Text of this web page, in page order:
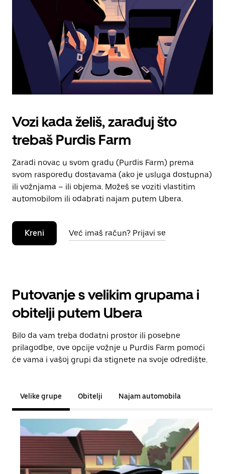
kalendara.
Vozi kada želiš, zarađuj što
trebaš Purdis Farm
Zaradi novac u svom gradu (Purdis Farm) prema
svom rasporedu dostavama (ako je usluga dostupna)
ili vožnjama – ili objema. Možeš se voziti vlastitim
automobilom ili odabrati najam putem Ubera.
Kreni Već imaš račun? Prijavi se
Putovanje s velikim grupama i
obitelji putem Ubera
Bilo da vam treba dodatni prostor ili posebne
prilagodbe, ove opcije vožnje u Purdis Farm pomoći
će vama i vašoj grupi da stignete na svoje odredište.
Velike grupe Obitelji Najam automobila